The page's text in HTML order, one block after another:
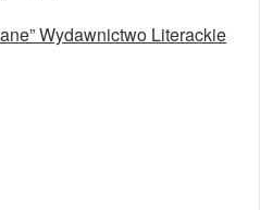
Wydawnictwo Literackie